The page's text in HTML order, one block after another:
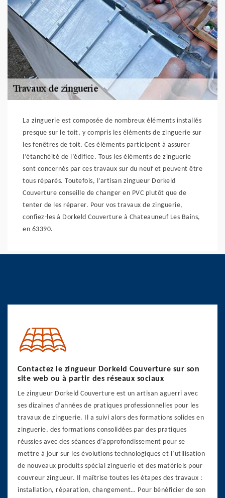
La zinguerie est composée de nombreux éléments installés
presque sur le toit, y compris les éléments de zinguerie sur
les fenêtres de toit. Ces éléments participent à assurer
l’étanchéité de l’édifice. Tous les éléments de zinguerie
sont concernés par ces travaux sur du neuf et peuvent être
tous réparés. Toutefois, l’artisan zingueur Dorkeld
Couverture conseille de changer en PVC plutôt que de
tenter de les réparer. Pour vos travaux de zinguerie,
confiez-les à Dorkeld Couverture à Chateauneuf Les Bains,
en 63390.
Contactez le zingueur Dorkeld Couverture sur son
site web ou à partir des réseaux sociaux
Le zingueur Dorkeld Couverture est un artisan aguerri avec
ses dizaines d’années de pratiques professionnelles pour les
travaux de zinguerie. Il a suivi alors des formations solides en
zinguerie, des formations consolidées par des pratiques
réussies avec des séances d’approfondissement pour se
mettre à jour sur les évolutions technologiques et l’utilisation
de nouveaux produits spécial zinguerie et des matériels pour
couvreur zingueur. Il maîtrise toutes les étapes des travaux :
installation, réparation, changement… Pour bénéficier de son